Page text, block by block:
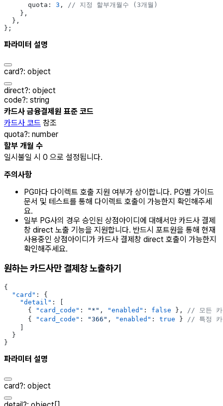
      quota:
3 ,
// 지정 할부개월수 (3개월)
    },
  },
};
파라미터 설명
card?: object
direct?: object
code?: string
카드사 금융결제원 표준 코드
카드사 코드 참조
quota?: number
할부 개월 수
일시불일 시 0 으로 설정됩니다.
주의사항
PG마다 다이렉트 호출 지원 여부가 상이합니다. PG별 가이드
문서 및 테스트를 통해 다이렉트 호출이 가능한지 확인해주세
요.
일부 PG사의 경우 승인된 상점아이디에 대해서만 카드사 결제
창 direct 노출 기능을 지원합니다. 반드시 포트원을 통해 현재
사용중인 상점아이디가 카드사 결제창 direct 호출이 가능한지
확인해주세요.
원하는 카드사만 결제창 노출하기
{
  "card"
: {
    "detail"
: [
      {
"card_code" : "*" , "enabled" : false },
// 모든 카
      {
"card_code" : "366" , "enabled" : true }
// 특정 카
  }
}
파라미터 설명
card?: object